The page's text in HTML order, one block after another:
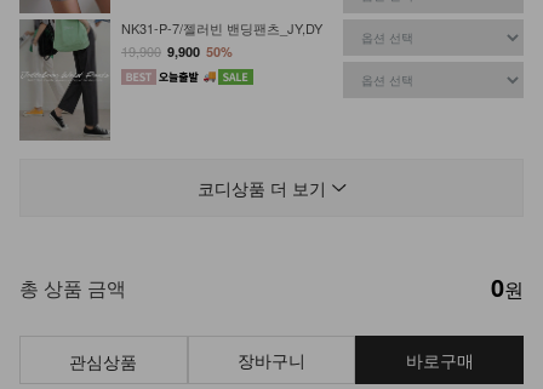
NK31-P-7/젤러빈 밴딩팬츠_JY,DY
19,900 9,900 50%
DM22-AC-08/컬러 비즈 팔찌
10,900
코디상품 더 보기
총 상품 금액 0원
관심상품 장바구니 바로구매